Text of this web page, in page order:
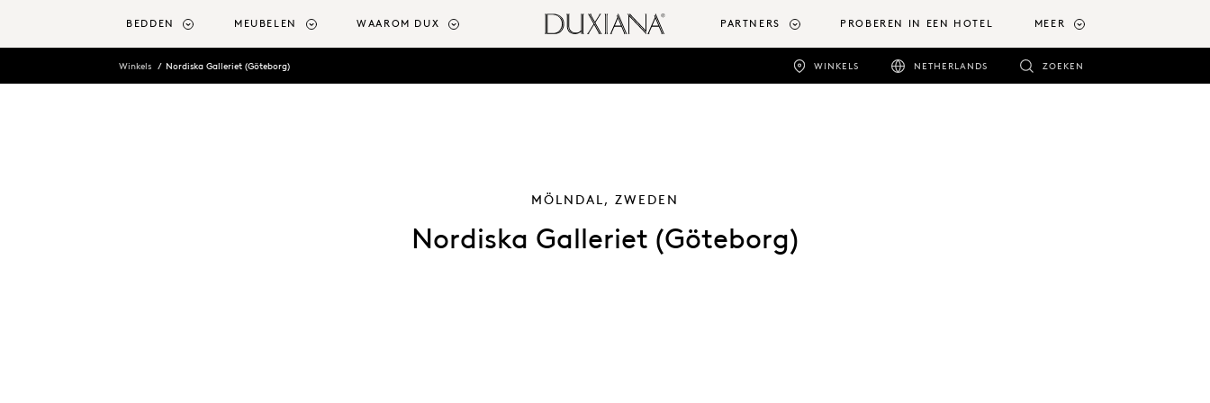
BEDDEN MEUBELEN WAAROM DUX PARTNERS PROBEREN IN EEN HOTEL MEER
WINKELS NETHERLANDS ZOEKEN
Winkels Nordiska Galleriet (Göteborg)
MÖLNDAL, ZWEDEN
Nordiska Galleriet (Göteborg)